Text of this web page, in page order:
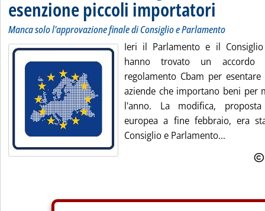
esenzione piccoli importatori
Manca solo l'approvazione finale di Consiglio e Parlamento
Ieri il Parlamento e il
hanno trovato un accordo
regolamento Cbam per
aziende che importano beni per
l'anno. La modifica,
europea a fine febbraio, era
Consiglio e Parlamento...